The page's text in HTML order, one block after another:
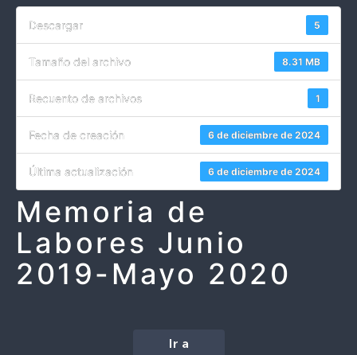
Descargar 5
Tamaño del archivo 8.31 MB
Recuento de archivos 1
Fecha de creación 6 de diciembre de 2024
Última actualización 6 de diciembre de 2024
Memoria de
Labores Junio
2019-Mayo 2020
Ir a